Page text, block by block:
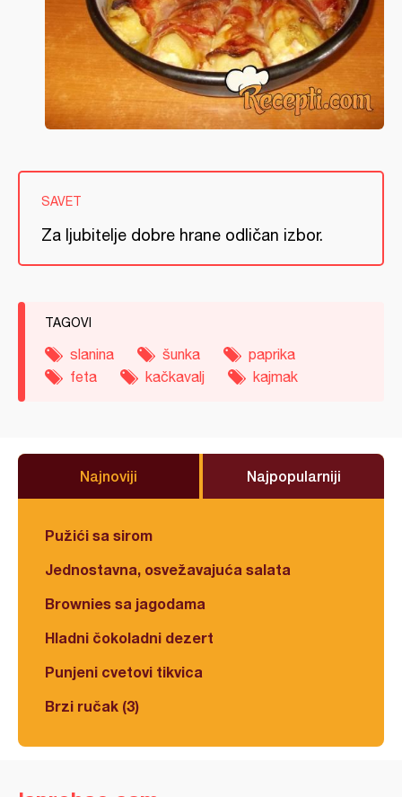
SAVET
Za ljubitelje dobre hrane odličan izbor.
TAGOVI
slanina šunka
paprika
feta
kačkavalj kajmak
Najnoviji Najpopularniji
Pužići sa sirom
Jednostavna, osvežavajuća salata
Brownies sa jagodama
Hladni čokoladni dezert
Punjeni cvetovi tikvica
Brzi ručak (3)